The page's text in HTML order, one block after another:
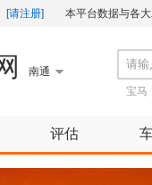
[请注册] 本平台数据与各大
南通
宝马
评估